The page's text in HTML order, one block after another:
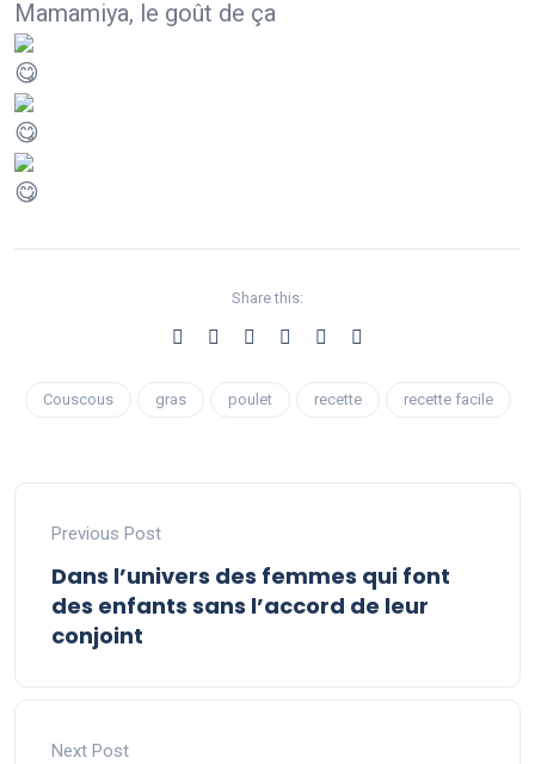
Mamamiya, le goût de ça
Share this:
Couscous gras poulet recette recette facile
Previous Post
Dans l’univers des femmes qui font
des enfants sans l’accord de leur
conjoint
Next Post